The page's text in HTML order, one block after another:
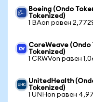
Boeing (Ondo
Tokenized)
1 BAon равен
CoreWeave (Ondo
Tokenized)
1 CRWVon равен
UnitedHealth
Tokenized)
1 UNHon равен